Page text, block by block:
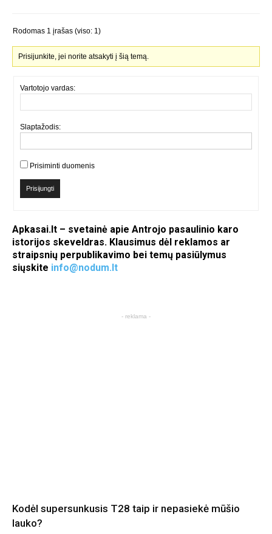
Rodomas 1 įrašas (viso: 1)
Prisijunkite, jei norite atsakyti į šią temą.
Vartotojo vardas:
Slaptažodis:
Prisiminti duomenis
Prisijungti
Apkasai.lt – svetainė apie Antrojo pasaulinio karo
istorijos skeveldras. Klausimus dėl reklamos ar
straipsnių perpublikavimo bei temų pasiūlymus
siųskite info@nodum.lt
- reklama -
Kodėl supersunkusis T28 taip ir nepasiekė mūšio
lauko?